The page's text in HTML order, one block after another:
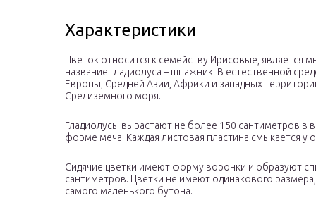
Характеристики
Цветок относится к семейству Ирисовые, является
название гладиолуса – шпажник. В естественной
Европы, Средней Азии, Африки и западных
Средиземного моря.
Гладиолусы вырастают не более 150 сантиметров в
форме меча. Каждая листовая пластина смыкается у
Сидячие цветки имеют форму воронки и образуют
сантиметров. Цветки не имеют одинакового
самого маленького бутона.